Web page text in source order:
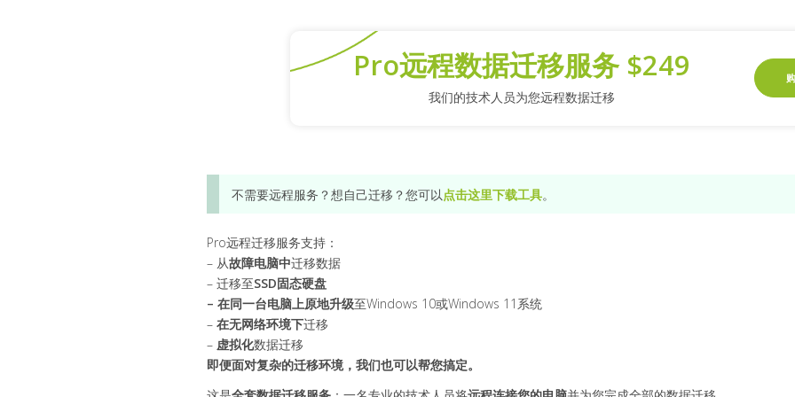
Pro远程数据迁移服务 $249
我们的技术人员为您远程数据迁移
不需要远程服务？想自己迁移？您可以点击这里下载工具。
Pro远程迁移服务支持：
– 从故障电脑中迁移数据
– 迁移至SSD固态硬盘
– 在同一台电脑上原地升级至Windows 10或Windows 11系统
– 在无网络环境下迁移
– 虚拟化数据迁移
即便面对复杂的迁移环境，我们也可以帮您搞定。